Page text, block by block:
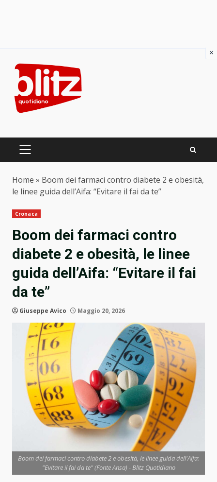
content
PRIMARY
Home » Boom dei farmaci contro diabete 2 e obesità,
le linee guida dell’Aifa: “Evitare il fai da te”
Cronaca
Boom dei farmaci contro
diabete 2 e obesità, le linee
guida dell’Aifa: “Evitare il fai
da te”
Giuseppe Avico Maggio 20, 2026
Boom dei farmaci contro diabete 2 e obesità, le linee guida dell'Aifa:
"Evitare il fai da te" (Fonte Ansa) - Blitz Quotidiano
×